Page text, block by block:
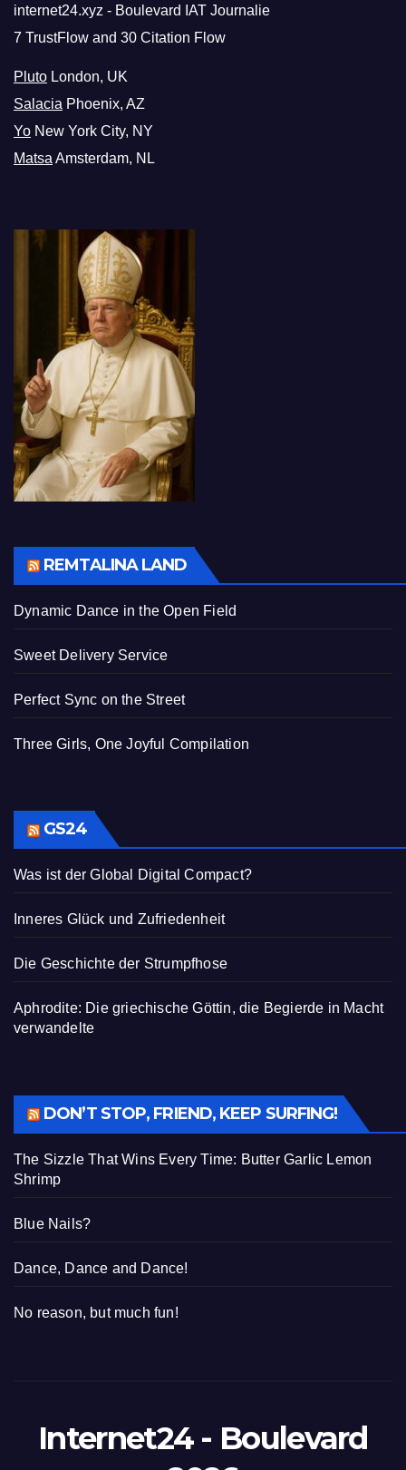
internet24.xyz - Boulevard IAT Journalie
7 TrustFlow and 30 Citation Flow
Pluto London, UK
Salacia Phoenix, AZ
Yo New York City, NY
Matsa Amsterdam, NL
REMTALINA LAND
Dynamic Dance in the Open Field
Sweet Delivery Service
Perfect Sync on the Street
Three Girls, One Joyful Compilation
GS24
Was ist der Global Digital Compact?
Inneres Glück und Zufriedenheit
Die Geschichte der Strumpfhose
Aphrodite: Die griechische Göttin, die Begierde in Macht
verwandelte
DON’T STOP, FRIEND, KEEP SURFING!
The Sizzle That Wins Every Time: Butter Garlic Lemon
Shrimp
Blue Nails?
Dance, Dance and Dance!
No reason, but much fun!
Internet24 - Boulevard